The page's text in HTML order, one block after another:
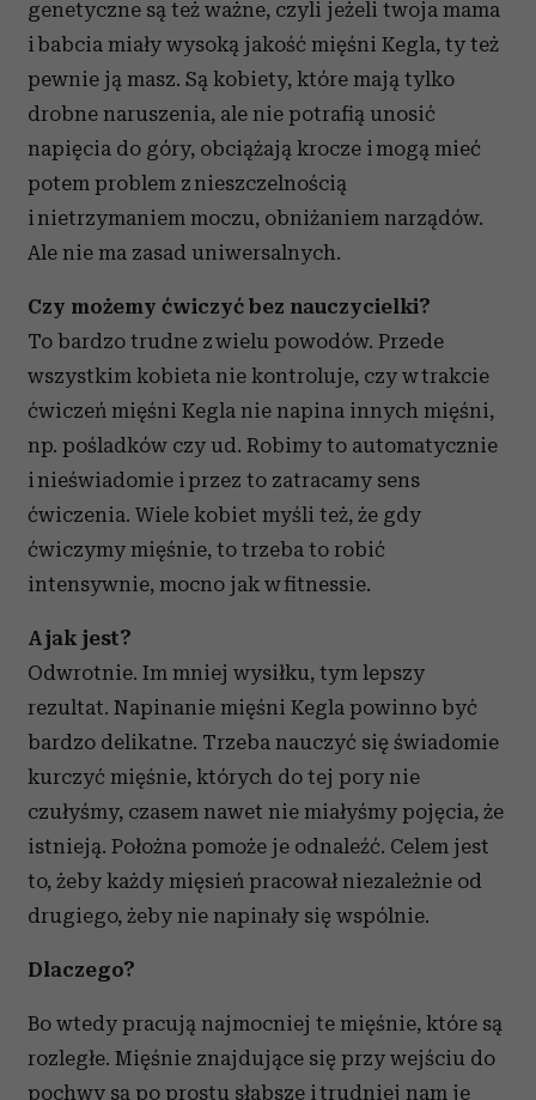
genetyczne są też ważne, czyli jeżeli twoja mama
i babcia miały wysoką jakość mięśni Kegla, ty też
pewnie ją masz. Są kobiety, które mają tylko
drobne naruszenia, ale nie potrafią unosić
napięcia do góry, obciążają krocze i mogą mieć
potem problem z nieszczelnością
i nietrzymaniem moczu, obniżaniem narządów.
Ale nie ma zasad uniwersalnych.
Czy możemy ćwiczyć bez nauczycielki?
To bardzo trudne z wielu powodów. Przede
wszystkim kobieta nie kontroluje, czy w trakcie
ćwiczeń mięśni Kegla nie napina innych mięśni,
np. pośladków czy ud. Robimy to automatycznie
i nieświadomie i przez to zatracamy sens
ćwiczenia. Wiele kobiet myśli też, że gdy
ćwiczymy mięśnie, to trzeba to robić
intensywnie, mocno jak w fitnessie.
A jak jest?
Odwrotnie. Im mniej wysiłku, tym lepszy
rezultat. Napinanie mięśni Kegla powinno być
bardzo delikatne. Trzeba nauczyć się świadomie
kurczyć mięśnie, których do tej pory nie
czułyśmy, czasem nawet nie miałyśmy pojęcia, że
istnieją. Położna pomoże je odnaleźć. Celem jest
to, żeby każdy mięsień pracował niezależnie od
drugiego, żeby nie napinały się wspólnie.
Dlaczego?
Bo wtedy pracują najmocniej te mięśnie, które są
rozległe. Mięśnie znajdujące się przy wejściu do
pochwy są po prostu słabsze i trudniej nam je